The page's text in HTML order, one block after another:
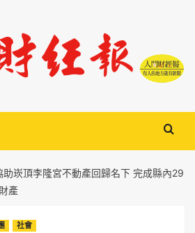
崁頂李隆宮不動產回歸名下 完成縣內29
產
社會